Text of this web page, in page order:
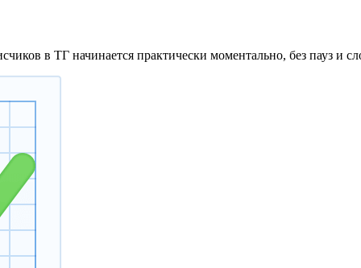
в ТГ начинается практически моментально, без пауз и